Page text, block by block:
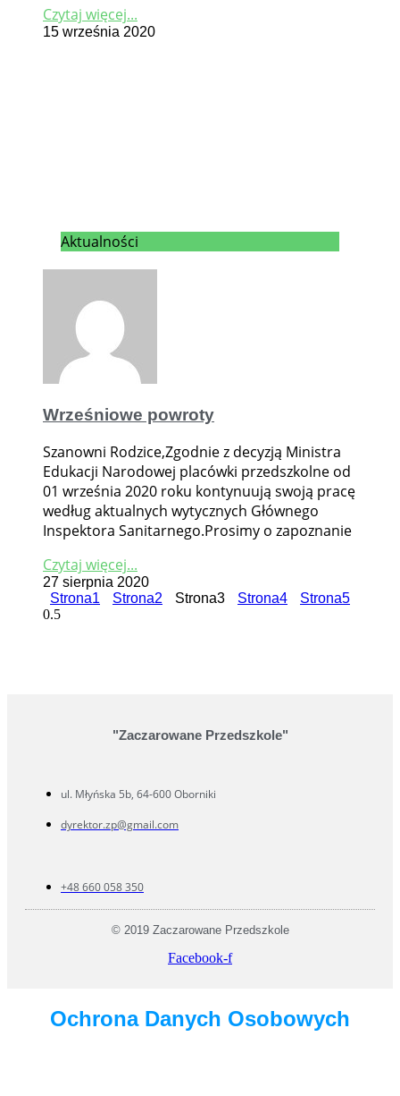
Czytaj więcej...
15 września 2020
Aktualności
Wrześniowe powroty
Szanowni Rodzice,Zgodnie z decyzją Ministra
Edukacji Narodowej placówki przedszkolne od
01 września 2020 roku kontynuują swoją pracę
według aktualnych wytycznych Głównego
Inspektora Sanitarnego.Prosimy o zapoznanie
Czytaj więcej...
27 sierpnia 2020
Strona1 Strona2 Strona3 Strona4 Strona5
"Zaczarowane Przedszkole"
ul. Młyńska 5b, 64-600 Oborniki
dyrektor.zp@gmail.com
+48 660 058 350
© 2019 Zaczarowane Przedszkole
Facebook-f
Ochrona Danych Osobowych